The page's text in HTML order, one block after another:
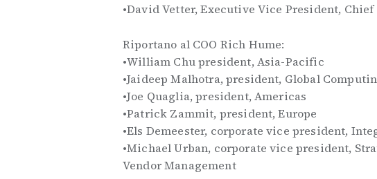
•David Vetter, Executive Vice President,
Riportano al COO Rich Hume:
•William Chu president, Asia-Pacific
•Jaideep Malhotra, president, Global
•Joe Quaglia, president, Americas
•Patrick Zammit, president, Europe
•Els Demeester, corporate vice president,
•Michael Urban, corporate vice president,
Vendor Management